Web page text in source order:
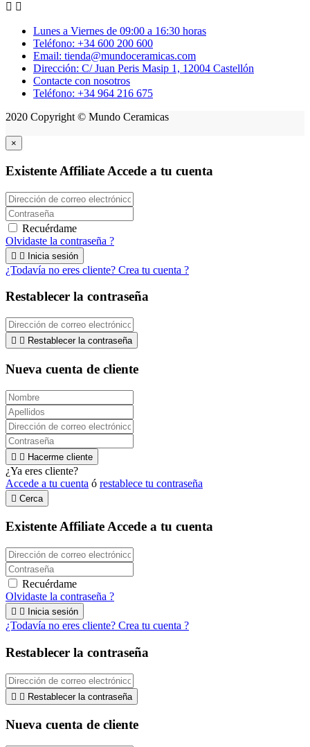
 
Lunes a Viernes de 09:00 a 16:30 horas
Teléfono: +34 600 200 600
Email: tienda@mundoceramicas.com
Dirección: C/ Juan Peris Masip 1, 12004 Castellón
Contacte con nosotros
Teléfono: +34 964 216 675
2020 Copyright © Mundo Ceramicas
×
Existente Affiliate Accede a tu cuenta
Recuérdame
Olvidaste la contraseña ?
  Inicia sesión
¿Todavía no eres cliente? Crea tu cuenta ?
Restablecer la contraseña
  Restablecer la contraseña
Nueva cuenta de cliente
  Hacerme cliente
¿Ya eres cliente?
Accede a tu cuenta ó restablece tu contraseña
 Cerca
Existente AffiliateAccede a tu cuenta
Recuérdame
Olvidaste la contraseña ?
  Inicia sesión
¿Todavía no eres cliente? Crea tu cuenta ?
Restablecer la contraseña
  Restablecer la contraseña
Nueva cuenta de cliente